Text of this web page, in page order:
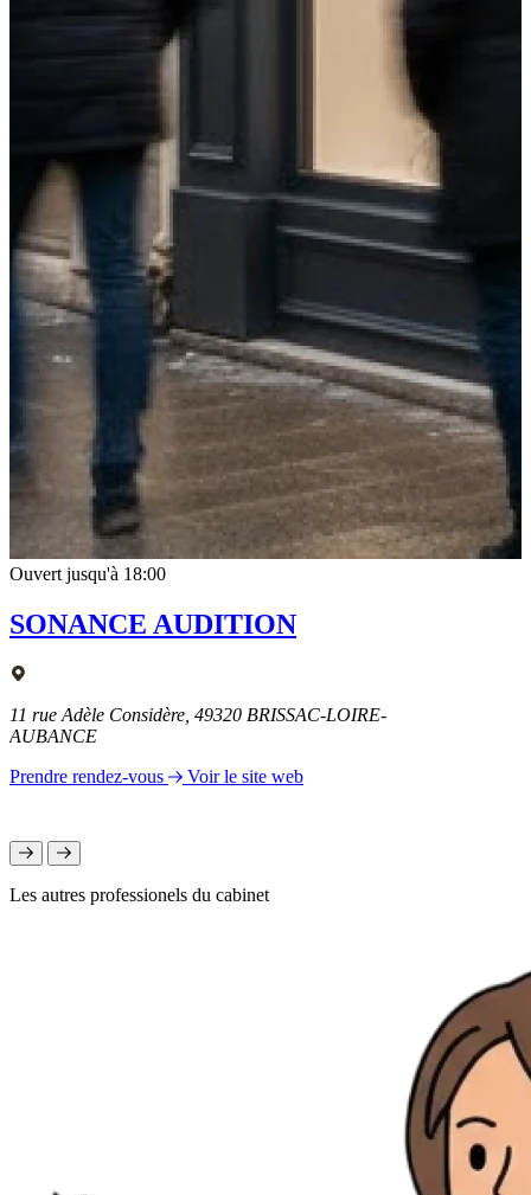
Ouvert jusqu'à 18:00
SONANCE AUDITION
11 rue Adèle Considère, 49320 BRISSAC-LOIRE-
AUBANCE
Prendre rendez-vous
Voir le site web
Les autres professionels du cabinet